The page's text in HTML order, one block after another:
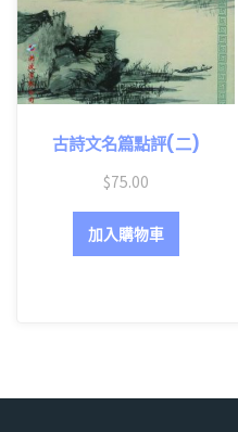
古詩文名篇點評(二)
$75.00
加入購物車